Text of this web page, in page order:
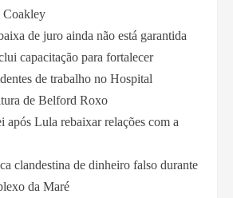
Coakley
de juro ainda não está garantida
capacitação para fortalecer
de trabalho no Hospital
de Belford Roxo
após Lula rebaixar relações com a
clandestina de dinheiro falso durante
da Maré